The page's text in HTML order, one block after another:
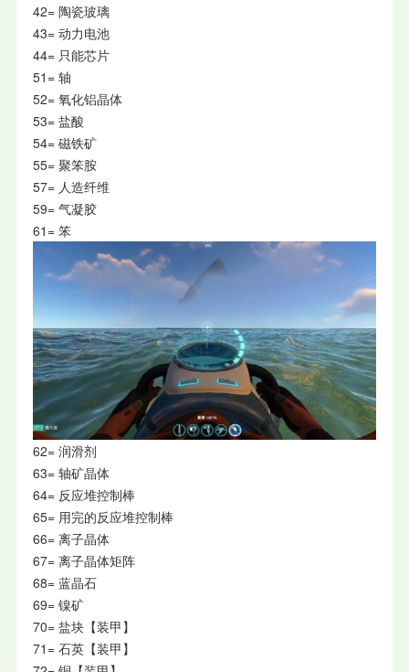
42= 陶瓷玻璃
43= 动力电池
44= 只能芯片
51= 轴
52= 氧化铝晶体
53= 盐酸
54= 磁铁矿
55= 聚笨胺
57= 人造纤维
59= 气凝胶
61= 笨
62= 润滑剂
63= 轴矿晶体
64= 反应堆控制棒
65= 用完的反应堆控制棒
66= 离子晶体
67= 离子晶体矩阵
68= 蓝晶石
69= 镍矿
70= 盐块【装甲】
71= 石英【装甲】